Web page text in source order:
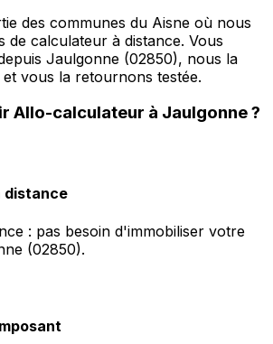
des communes du Aisne où nous
de calculateur à distance. Vous
Jaulgonne (02850), nous la
vous la retournons testée.
Allo-calculateur à Jaulgonne?
distance
: pas besoin d'immobiliser votre
(02850).